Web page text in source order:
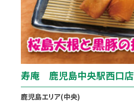
寿庵 鹿児島中央駅西口店
鹿児島エリア(中央)